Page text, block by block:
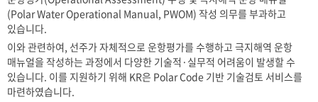
(Polar Water Operational Manual, PWOM) 작성 의무를 부과하고
있습니다.
이와 관련하여, 선주가 자체적으로 운항평가를 수행하고 극지해역 운항
매뉴얼을 작성하는 과정에서 다양한 기술적·실무적 어려움이 발생할 수
있습니다. 이를 지원하기 위해 KR은 Polar Code 기반 기술검토 서비스를
마련하였습니다.